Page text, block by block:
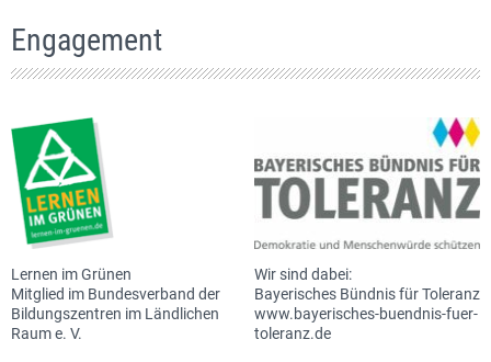
Engagement
Lernen im Grünen
Mitglied im Bundesverband der
Bildungszentren im Ländlichen
Raum e. V.
Wir sind dabei:
Bayerisches Bündnis für Toleranz
www.bayerisches-buendnis-fuer-
toleranz.de